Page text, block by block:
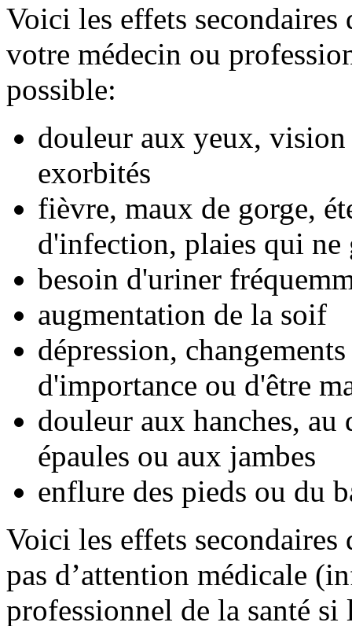
Voici les effets
votre médecin ou
possible:
douleur aux yeux,
exorbités
fièvre, maux de gorge,
d'infection, plaies qui ne
besoin d'uriner
augmentation de la soif
dépression,
d'importance ou d'être
douleur aux hanches, au
épaules ou aux jambes
enflure des pieds ou du
Voici les effets
pas d’attention médicale
professionnel de la santé